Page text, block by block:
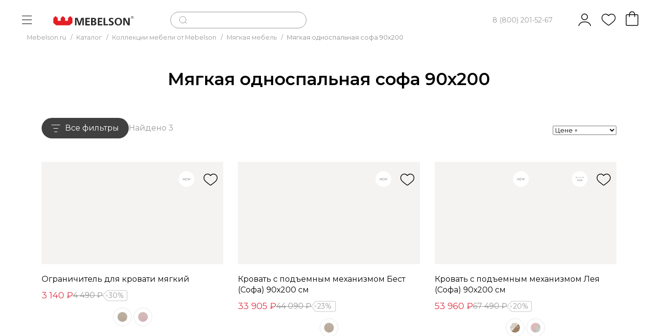
8 (800) 201-52-67
Mebelson.ru / Каталог / Коллекции мебели от Mebelson / Мягкая мебель / Мягкая односпальная софа 90х200
Мягкая односпальная софа 90х200
Все фильтры Найдено 3
Ограничитель для кровати мягкий
3 140 ₽4 490 ₽ 30%
Кровать с подъемным механизмом Бест
(Софа) 90х200 см
33 905 ₽44 090 ₽ 23%
Кровать с подъемным механизмом Лея
(Софа) 90х200 см
53 960 ₽67 490 ₽ 20%